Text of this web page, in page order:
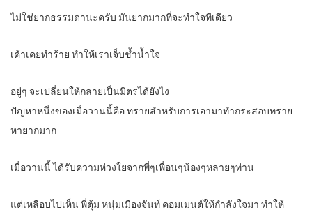
ไม่ใช่ยากธรรมดานะครับ มันยากมากที่จะทำใจทีเดียว
เค้าเคยทำร้าย ทำให้เราเจ็บช้ำน้ำใจ
อยู่ๆ จะเปลี่ยนให้กลายเป็นมิตรได้ยังไง
ปัญหาหนึ่งของเมื่อวานนี้คือ ทรายสำหรับการเอามาทำกระสอบทราย
หายากมาก
เมื่อวานนี้ ได้รับความห่วงใยจากพี่ๆเพื่อนๆน้องๆหลายๆท่าน
แต่เหลือบไปเห็น พี่ตุ้ม หนุ่มเมืองจันท์ คอมเมนต์ให้กำลังใจมา ทำให้